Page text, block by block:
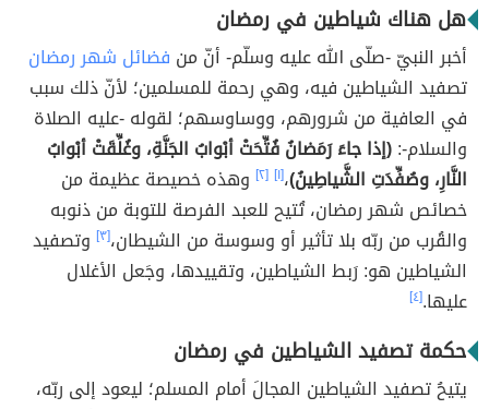
هل هناك شياطين في رمضان
أخبر النبيّ -صلّى الله عليه وسلّم- أنّ من فضائل شهر رمضان
تصفيد الشياطين فيه، وهي رحمة للمسلمين؛ لأنّ ذلك سبب
في العافية من شرورهم، ووساوسهم؛ لقوله -عليه الصلاة
والسلام-:(إذا جاءَ رَمَضانُ فُتِّحَتْ أبْوابُ الجَنَّةِ، وغُلِّقَتْ أبْوابُ
النَّارِ، وصُفِّدَتِ الشَّياطِينُ)،[١] [٢]
وهذه خصيصة عظيمة من
خصائص شهر رمضان، تُتيح للعبد الفرصة للتوبة من ذنوبه
والقُرب من ربّه بلا تأثير أو وسوسة من الشيطان،[٣]
وتصفيد
الشياطين هو: رَبط الشياطين، وتقييدها، وجَعل الأغلال
عليها.[٤]
حكمة تصفيد الشياطين في رمضان
يتيحُ تصفيد الشياطين المجالَ أمام المسلم؛ ليعود إلى ربّه،